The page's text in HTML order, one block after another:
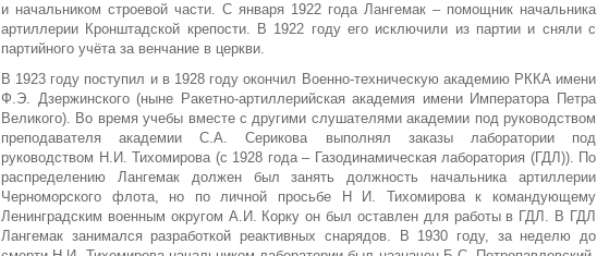
и начальником строевой части. С января 1922 года Лангемак – помощник начальника
артиллерии Кронштадской крепости. В 1922 году его исключили из партии и сняли с
партийного учёта за венчание в церкви.
В 1923 году поступил и в 1928 году окончил Военно-техническую академию РККА имени
Ф.Э. Дзержинского (ныне Ракетно-артиллерийская академия имени Императора Петра
Великого). Во время учебы вместе с другими слушателями академии под руководством
преподавателя академии С.А. Серикова выполнял заказы лаборатории под
руководством Н.И. Тихомирова (с 1928 года – Газодинамическая лаборатория (ГДЛ)). По
распределению Лангемак должен был занять должность начальника артиллерии
Черноморского флота, но по личной просьбе Н И. Тихомирова к командующему
Ленинградским военным округом А.И. Корку он был оставлен для работы в ГДЛ. В ГДЛ
Лангемак занимался разработкой реактивных снарядов. В 1930 году, за неделю до